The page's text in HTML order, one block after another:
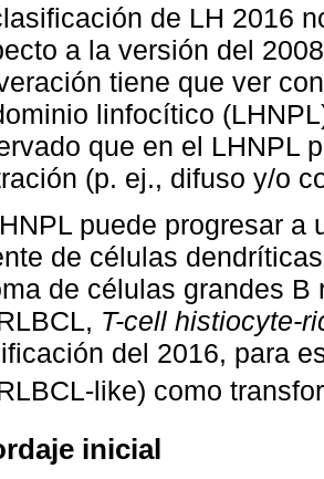
de LH 2016
a la versión del
tiene que ver
linfocítico
que en el LHNPL
(p. ej., difuso y/o
puede progresar a
de células
de células grandes
T-cell histiocyte-
del 2016, para
like) como
inicial